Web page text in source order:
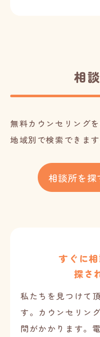
相
無料カウンセリング
地域別で検索できます
相談所を探
すぐに
探さ
私たちを見つけて
す。 カウンセリン
間がかかります。